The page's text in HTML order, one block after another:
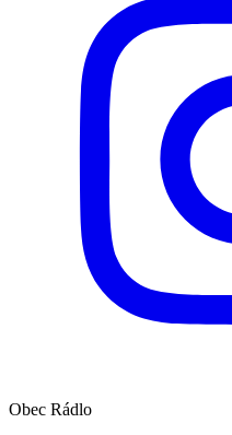
Obec Rádlo